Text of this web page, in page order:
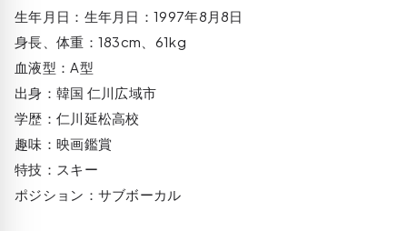
生年月日：生年月日：1997年8月8日
身長、体重：183cm、61kg
血液型：A型
出身：韓国 仁川広域市
学歴：仁川延松高校
趣味：映画鑑賞
特技：スキー
ポジション：サブボーカル